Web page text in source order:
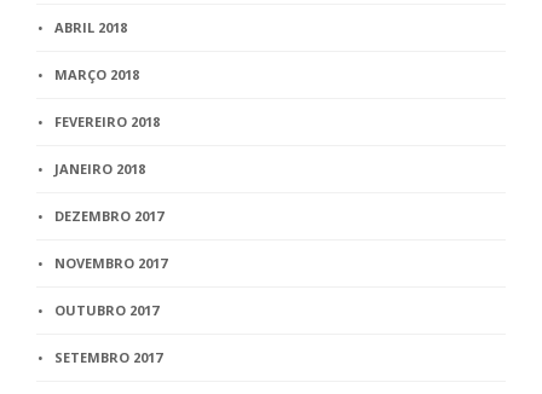
ABRIL 2018
MARÇO 2018
FEVEREIRO 2018
JANEIRO 2018
DEZEMBRO 2017
NOVEMBRO 2017
OUTUBRO 2017
SETEMBRO 2017